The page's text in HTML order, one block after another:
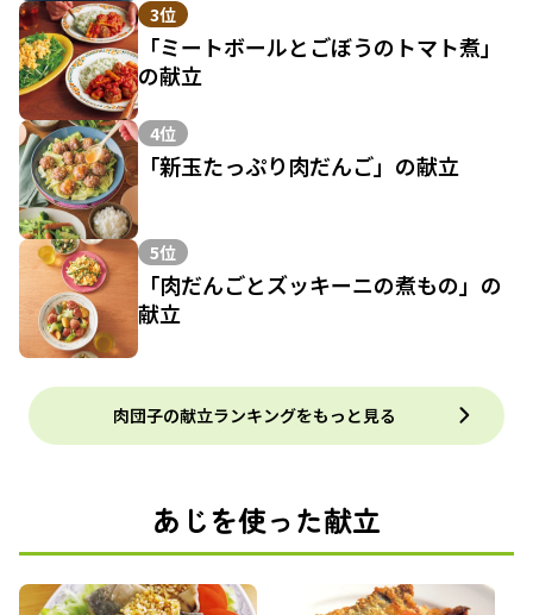
3位
「ミートボールとごぼうのトマト煮」
の献立
4位
「新玉たっぷり肉だんご」の献立
5位
「肉だんごとズッキーニの煮もの」の
献立
肉団子の献立ランキングをもっと見る
あじを使った献立